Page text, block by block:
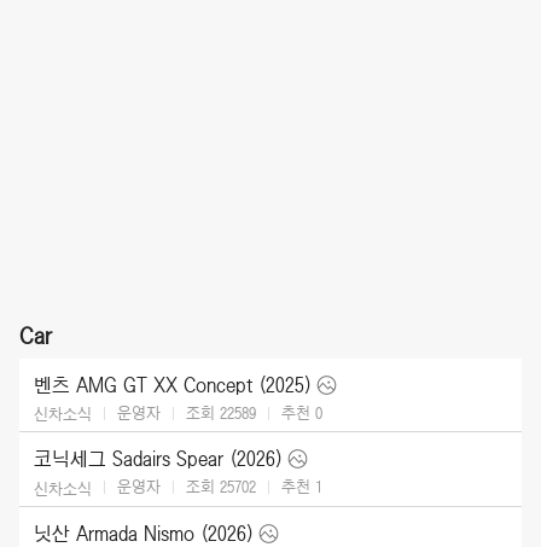
Car
벤츠 AMG GT XX Concept (2025)
신차소식 운영자 조회 22589 추천 0
코닉세그 Sadairs Spear (2026)
신차소식 운영자 조회 25702 추천 1
닛산 Armada Nismo (2026)